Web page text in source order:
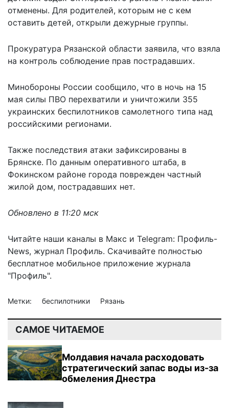
отменены. Для родителей, которым не с кем
оставить детей, открыли дежурные группы.
Прокуратура Рязанской области заявила, что взяла
на контроль соблюдение прав пострадавших.
Минобороны России сообщило, что в ночь на 15
мая силы ПВО перехватили и уничтожили 355
украинских беспилотников самолетного типа над
российскими регионами.
Также последствия атаки зафиксированы в
Брянске. По данным оперативного штаба, в
Фокинском районе города поврежден частный
жилой дом, пострадавших нет.
Обновлено в 11:20 мск
Читайте наши каналы в Макс и Telegram: Профиль-
News, журнал Профиль. Скачивайте полностью
бесплатное мобильное приложение журнала
"Профиль".
Метки: беспилотники Рязань
САМОЕ ЧИТАЕМОЕ
Молдавия начала расходовать
стратегический запас воды из-за
обмеления Днестра